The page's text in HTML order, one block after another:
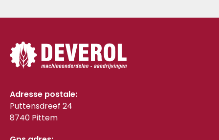
Adresse postale:
Puttensdreef 24
8740 Pittem